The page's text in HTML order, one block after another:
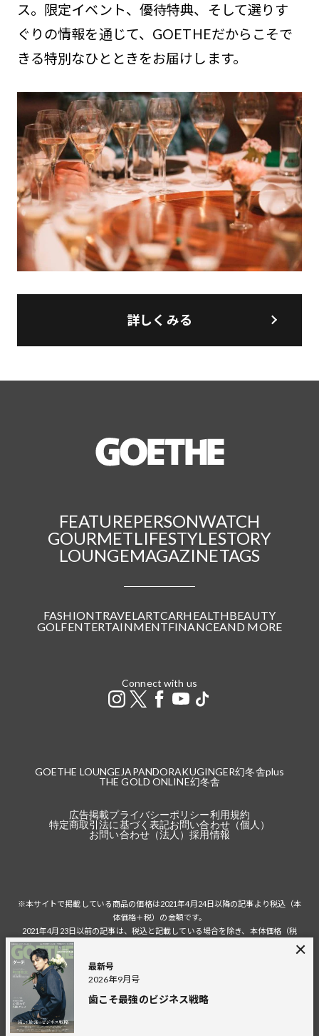
ス。限定イベント、優待特典、そして選りす
ぐりの情報を通じて、GOETHEだからこそで
きる特別なひとときをお届けします。
詳しくみる
最新号
2026年9月号
歯こそ最強のビジネス戦略
FEATUREPERSONWATCH
GOURMETLIFESTYLESTORY
LOUNGEMAGAZINETAGS
FASHIONTRAVEL ARTCARHEALTHBEAUTY
GOLFENTERTAINMENTFINANCEAND MORE
Connect with us
GOETHE LOUNGE JAPANDORAKUGINGER幻冬舎plus
THE GOLD ONLINE幻冬舎
広告掲載プライバシーポリシー利用規約
特定商取引法に基づく表記お問い合わせ（個人）
お問い合わせ（法人）採用情報
※本サイトで掲載している商品の価格は2021年4月24日以降の記事より税込（本
体価格＋税）の金額です。
2021年4月23日以前の記事は、税込と記載している場合を除き、本体価格（税
税込の場合の税額は掲載当時の税率に準じます。